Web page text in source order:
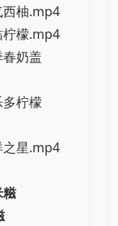
西柚.mp4
柠檬.mp4
奶盖
柠檬
之星.mp4
糍